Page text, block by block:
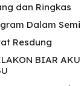
dan Ringkas
Dalam
Resdung
BIAR